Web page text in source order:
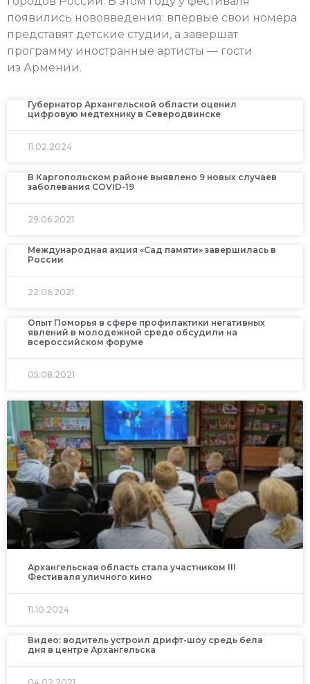
появились нововведения: впервые свои номера
представят детские студии, а завершат
программу иностранные артисты — гости
из Армении.
Губернатор Архангельской области оценил
цифровую медтехнику в Северодвинске
11.02.2024
В Каргопольском районе выявлено 9 новых случаев
заболевания COVID-19
29.06.2021
Международная акция «Сад памяти» завершилась в
России
22.06.2021
Опыт Поморья в сфере профилактики негативных
явлений в молодежной среде обсудили на
всероссийском форуме
05.08.2021
Архангельская область стала участником III
Фестиваля уличного кино
11.10.2024
Видео: водитель устроил дрифт-шоу средь бела
дня в центре Архангельска